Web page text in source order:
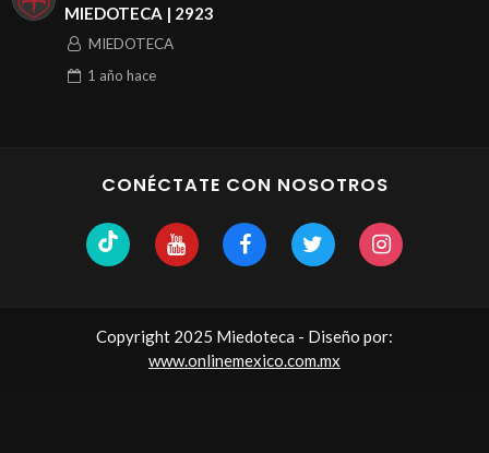
MIEDOTECA | 2923
MIEDOTECA
1 año hace
CONÉCTATE CON NOSOTROS
Copyright 2025 Miedoteca - Diseño por:
www.onlinemexico.com.mx